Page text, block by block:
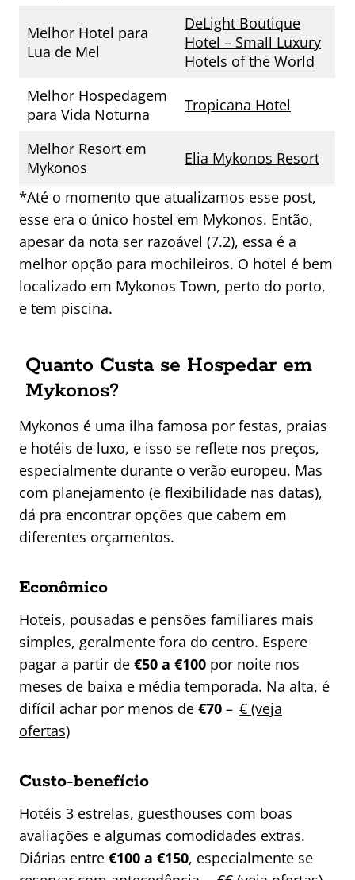
Melhor Hotel para
Lua de Mel
DeLight Boutique
Hotel – Small Luxury
Hotels of the World
Melhor Hospedagem
para Vida Noturna
Tropicana Hotel
Melhor Resort em
Mykonos
Elia Mykonos Resort
*Até o momento que atualizamos esse post,
esse era o único hostel em Mykonos. Então,
apesar da nota ser razoável (7.2), essa é a
melhor opção para mochileiros. O hotel é bem
localizado em Mykonos Town, perto do porto,
e tem piscina.
Quanto Custa se Hospedar em
Mykonos?
Mykonos é uma ilha famosa por festas, praias
e hotéis de luxo, e isso se reflete nos preços,
especialmente durante o verão europeu. Mas
com planejamento (e flexibilidade nas datas),
dá pra encontrar opções que cabem em
diferentes orçamentos.
Econômico
Hoteis, pousadas e pensões familiares mais
simples, geralmente fora do centro. Espere
pagar a partir de €50 a €100 por noite nos
meses de baixa e média temporada. Na alta, é
difícil achar por menos de €70 – € (veja
ofertas)
Custo-benefício
Hotéis 3 estrelas, guesthouses com boas
avaliações e algumas comodidades extras.
Diárias entre €100 a €150, especialmente se